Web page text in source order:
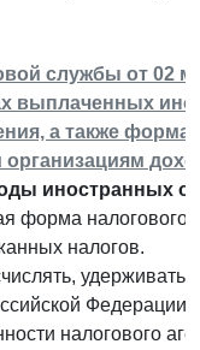
службы от 02
выплаченных
а также
иностранных
форма
налогов.
удерживать
налогового